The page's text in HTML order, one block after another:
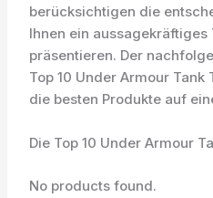
berücksichtigen die
Ihnen ein aussagekräftiges
präsentieren. Der
Top 10 Under Armour
die besten Produkte auf
Die Top 10 Under Armour
No products found.